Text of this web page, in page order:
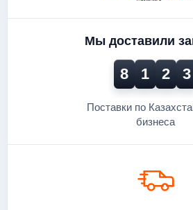
Мы доставили
8 1 2 3
Поставки по
бизнеса